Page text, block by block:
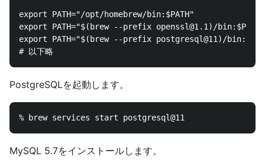
export PATH="/opt/homebrew/bin:$PATH"
export PATH="$(brew --prefix openssl@1.1)/bin:$PATH"
export PATH="$(brew --prefix postgresql@11)/
PostgreSQLを起動します。
MySQL 5.7をインストールします。